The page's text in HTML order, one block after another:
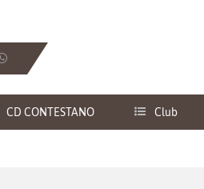
CD CONTESTANO Club